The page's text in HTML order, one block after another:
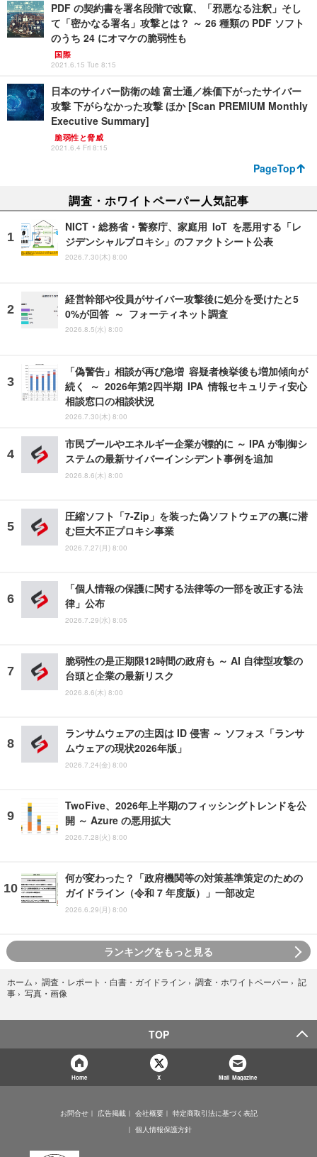
PDF の契約書を署名段階で改竄、「邪悪なる注釈」そし
て「密かなる署名」攻撃とは？ ～ 26 種類の PDF ソフト
のうち 24 にオマケの脆弱性も
国際
2021.6.15 Tue 8:15
日本のサイバー防衛の雄 富士通／株価下がったサイバー
攻撃 下がらなかった攻撃 ほか [Scan PREMIUM Monthly
Executive Summary]
脆弱性と脅威
2021.6.4 Fri 8:15
PageTop
調査・ホワイトペーパー人気記事
NICT・総務省・警察庁、家庭用 IoT を悪用する「レ
ジデンシャルプロキシ」のファクトシート公表
2026.7.30(木) 8:00
経営幹部や役員がサイバー攻撃後に処分を受けたと5
0%が回答 ～ フォーティネット調査
2026.8.5(水) 8:00
「偽警告」相談が再び急増 容疑者検挙後も増加傾向が
続く ～ 2026年第2四半期 IPA 情報セキュリティ安心
相談窓口の相談状況
2026.7.30(木) 8:00
市民プールやエネルギー企業が標的に ～ IPA が制御シ
ステムの最新サイバーインシデント事例を追加
2026.8.6(木) 8:00
圧縮ソフト「7-Zip」を装った偽ソフトウェアの裏に潜
む巨大不正プロキシ事業
2026.7.27(月) 8:00
「個人情報の保護に関する法律等の一部を改正する法
律」公布
2026.7.29(水) 8:05
脆弱性の是正期限12時間の政府も ～ AI 自律型攻撃の
台頭と企業の最新リスク
2026.8.6(木) 8:00
ランサムウェアの主因は ID 侵害 ～ ソフォス「ランサ
ムウェアの現状2026年版」
2026.7.24(金) 8:00
TwoFive、2026年上半期のフィッシングトレンドを公
開 ～ Azure の悪用拡大
2026.7.28(火) 8:00
何が変わった？「政府機関等の対策基準策定のための
ガイドライン（令和 7 年度版）」一部改定
2026.6.29(月) 8:00
ランキングをもっと見る
ホーム › 調査・レポート・白書・ガイドライン › 調査・ホワイトペーパー › 記
事 › 写真・画像
TOP
Home X Mail Magazine
お問合せ 広告掲載 会社概要
特定商取引法に基づく表記
個人情報保護方針